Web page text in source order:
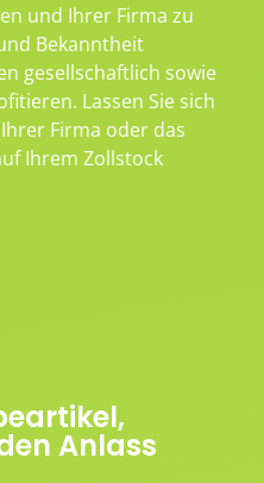
und Ihrer Firma zu
Bekanntheit
gesellschaftlich sowie
Lassen Sie sich
Firma oder das
Ihrem Zollstock
Anlass